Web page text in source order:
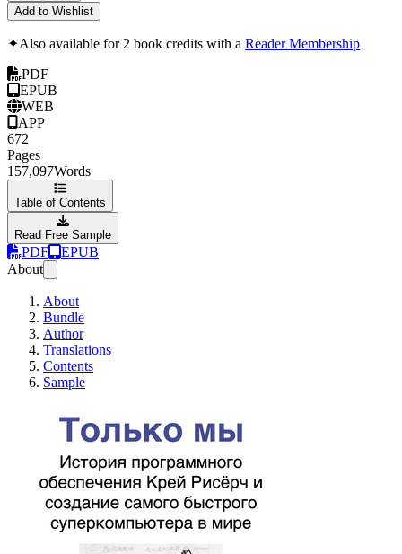
Add to Wishlist
✦Also available for 2 book credits with a Reader Membership
PDF
EPUB
WEB
APP
672
Pages
157,097Words
Table of Contents
Read Free Sample
PDF
EPUB
About
About
Bundle
Author
Translations
Contents
Sample